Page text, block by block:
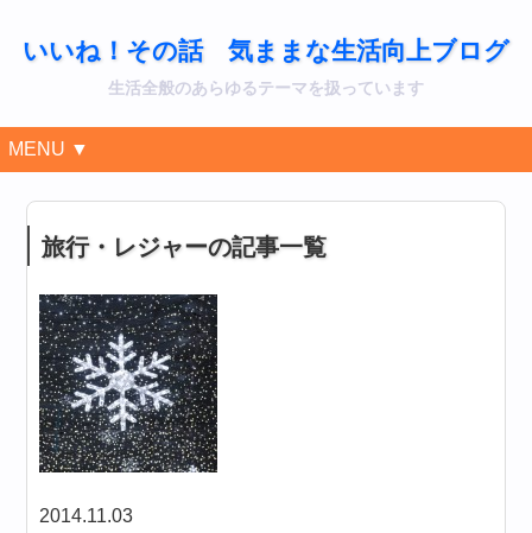
いいね！その話 気ままな生活向上ブログ
生活全般のあらゆるテーマを扱っています
MENU ▼
旅行・レジャーの記事一覧
2014.11.03